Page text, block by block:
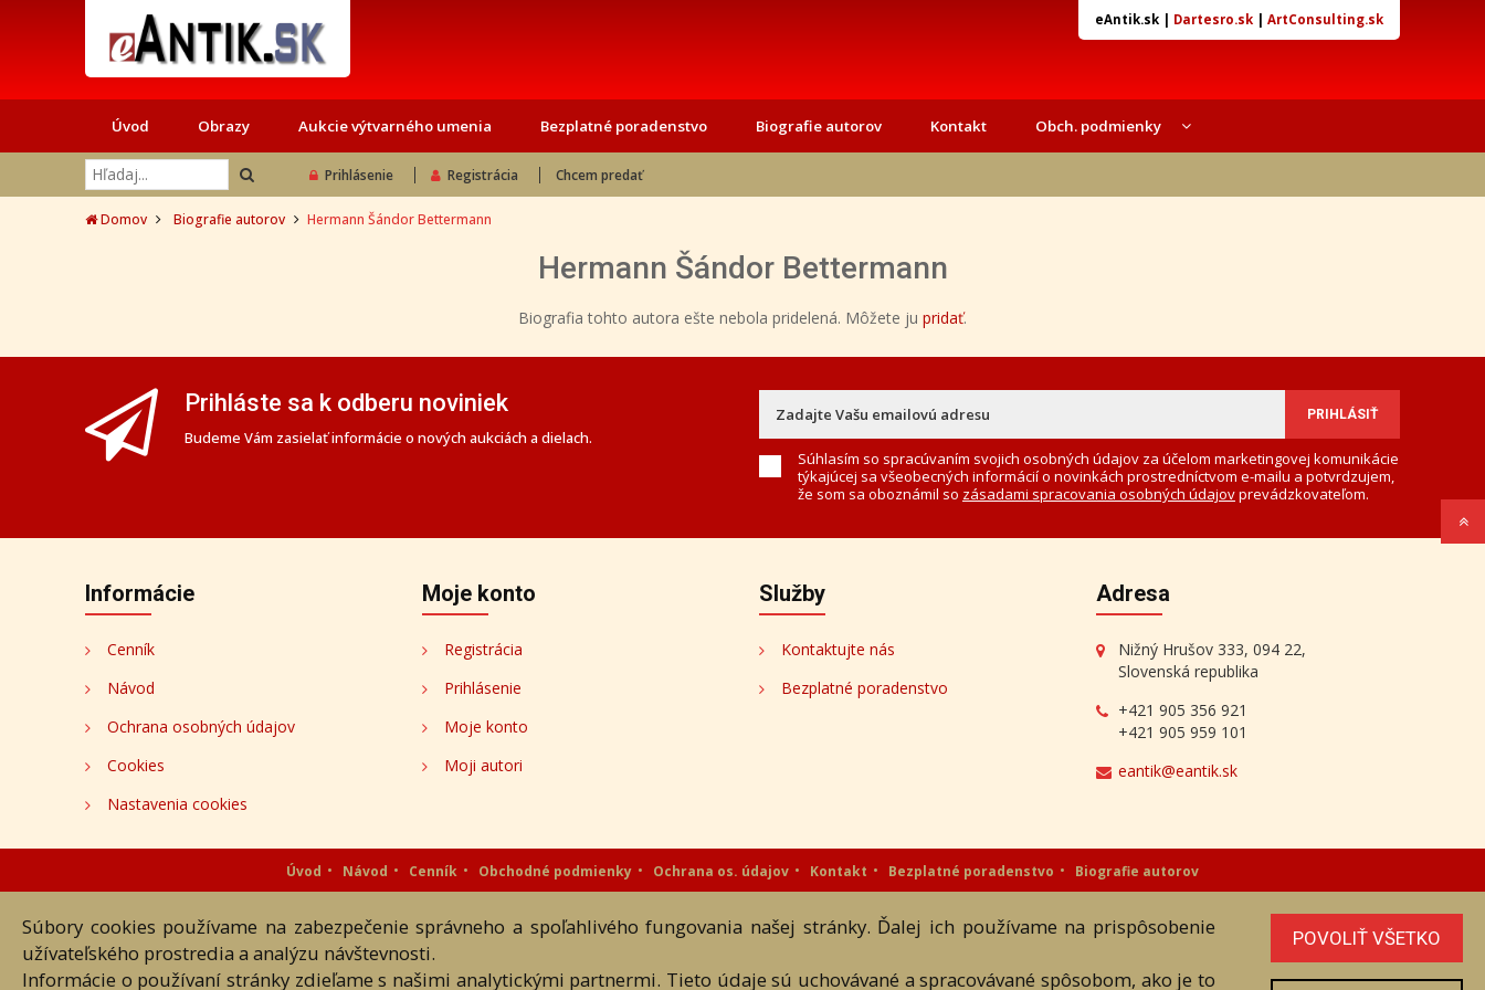
eAntik.sk| Dartesro.sk| ArtConsulting.sk
Úvod Obrazy Aukcie výtvarného umenia Bezplatné poradenstvo Biografie autorov Kontakt Obch. podmienky
Prihlásenie Registrácia Chcem predať
Domov Biografie autorov Hermann Šándor Bettermann
Hermann Šándor Bettermann
Biografia tohto autora ešte nebola pridelená. Môžete ju pridať.
Prihláste sa k odberu noviniek
Budeme Vám zasielať informácie o nových aukciách a dielach.
Súhlasím so spracúvaním svojich osobných údajov za účelom marketingovej komunikácie
týkajúcej sa všeobecných informácií o novinkách prostredníctvom e-mailu a potvrdzujem,
že som sa oboznámil so zásadami spracovania osobných údajovprevádzkovateľom.
Informácie
Cenník
Návod
Ochrana osobných údajov
Cookies
Nastavenia cookies
Moje konto
Registrácia
Prihlásenie
Moje konto
Moji autori
Služby
Kontaktujte nás
Bezplatné poradenstvo
Adresa
Nižný Hrušov 333, 094 22,
Slovenská republika
+421 905 356 921
+421 905 959 101
eantik@eantik.sk
Úvod Návod Cenník Obchodné podmienky Ochrana os. údajov Kontakt Bezplatné poradenstvo Biografie autorov
Akékoľvek používanie obrazových a textových súčastí tejto stránky je podmienené výslovným súhlasom jej vlastníka. Všetky práva sú vyhradené.
Súbory cookies používame na zabezpečenie správneho a spoľahlivého fungovania našej stránky. Ďalej ich používame na prispôsobenie
užívateľského prostredia a analýzu návštevnosti.
Informácie o používaní stránky zdieľame s našimi analytickými partnermi. Tieto údaje sú uchovávané a spracovávané spôsobom, ako je to
POVOLIŤ VŠETKO